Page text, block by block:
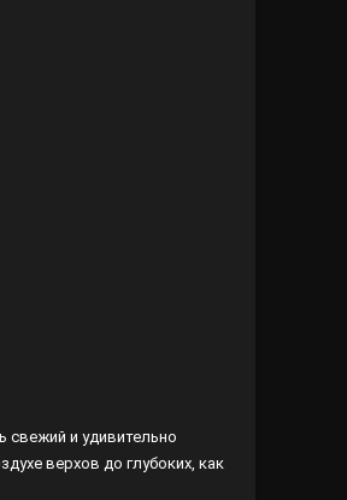
свежий и удивительно
верхов до глубоких, как